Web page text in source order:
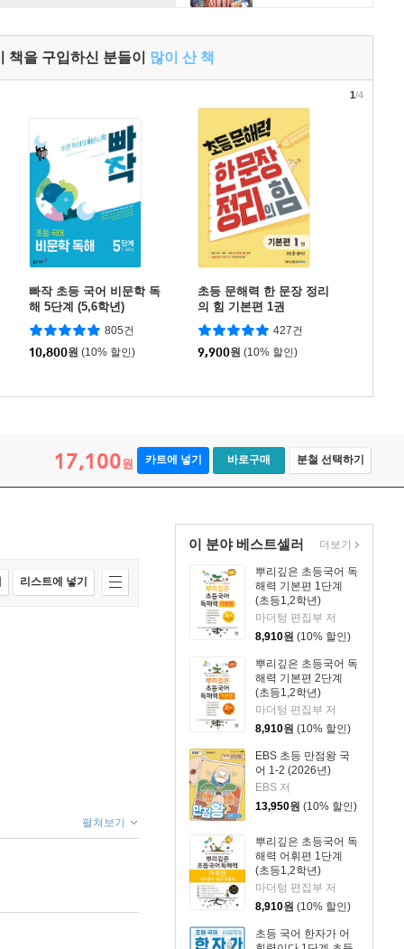
책을 구입하신 분들이 많이 산 책
빠작 초등 국어 비문학 독
해 5단계 (5,6학년)
805건
10,800원 (10% 할인)
초등 문해력 한 문장 정리
의 힘 기본편 1권
427건
9,900원 (10% 할인)
1/4
17,100원 카트에 넣기 바로구매 분철 선택하기
이 분야 베스트셀러
뿌리깊은 초등국어 독
해력 기본편 1단계
(초등1,2학년)
마더텅 편집부 저
8,910원 (10% 할인)
뿌리깊은 초등국어 독
해력 기본편 2단계
(초등1,2학년)
마더텅 편집부 저
8,910원 (10% 할인)
EBS 초등 만점왕 국
어 1-2 (2026년)
EBS 저
13,950원 (10% 할인)
뿌리깊은 초등국어 독
해력 어휘편 1단계
(초등1,2학년)
마더텅 편집부 저
8,910원 (10% 할인)
초등 국어 한자가 어
더보기
리스트에 넣기
펼쳐보기